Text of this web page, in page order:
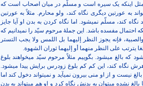
مثل اینکه یک سیره است و مسلّم در میان اصحاب است که
به عورتین دیگری نگاه کند، ولو محارم. مثلاً به عورتین
کند، مسلّم نمی­شود. اما نگاه کردن به بدن او آیا جایز
احتمال مفسده باشد. این جملۀ مرحوم سیّد را نمی­دانیم که
فإنه يجوز النظر إليهما بل اللمس ولا يجب التستر
يترتب على النظر منهما أو إليهما ثوران الشهوة.
که بالغ می­شود. بگوییم مثلاً مرحوم سیّد می­خواهند بلوغ
نگاه کند، این کم کم بلوغ زودرس برایش پیدا می­شود.
نیست و از او منی بیرون نمی­آید و نمی­تواند دخول کند اما
نشده می­توان به بدنش نگاه کرد و او هم می­تواند به بدن